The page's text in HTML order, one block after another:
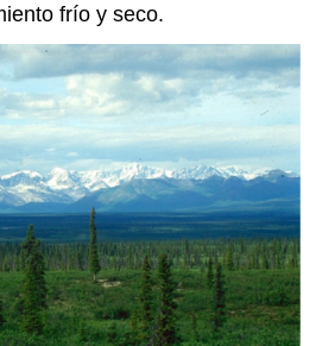
frío y seco.